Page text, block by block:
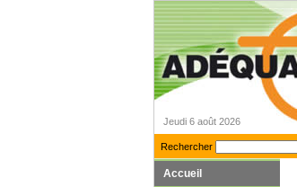
Jeudi 6 août 2026
Rechercher
Accueil